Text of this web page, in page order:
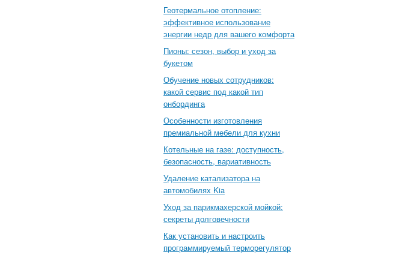
Геотермальное отопление:
эффективное использование
энергии недр для вашего комфорта
Пионы: сезон, выбор и уход за
букетом
Обучение новых сотрудников:
какой сервис под какой тип
онбординга
Особенности изготовления
премиальной мебели для кухни
Котельные на газе: доступность,
безопасность, вариативность
Удаление катализатора на
автомобилях Kia
Уход за парикмахерской мойкой:
секреты долговечности
Как установить и настроить
программируемый терморегулятор